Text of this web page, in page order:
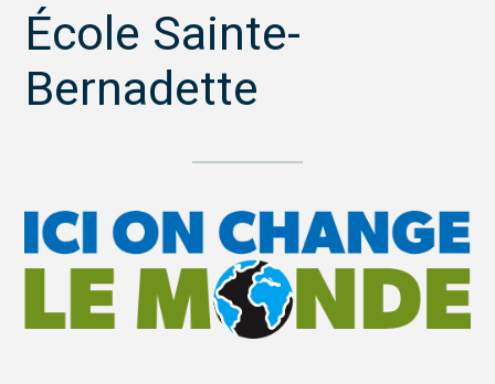
École Sainte-
Bernadette